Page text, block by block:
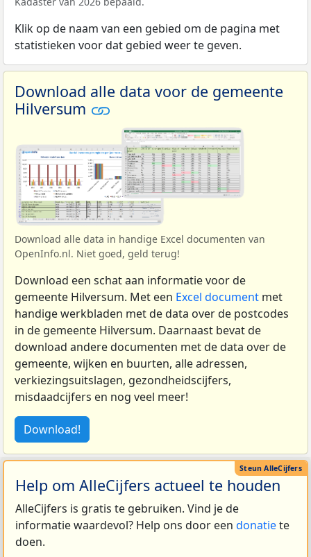
Klik op de naam van een gebied om de pagina met
statistieken voor dat gebied weer te geven.
Download alle data voor de gemeente
Hilversum
Download alle data in handige Excel documenten van
OpenInfo.nl. Niet goed, geld terug!
Download een schat aan informatie voor de
gemeente Hilversum. Met een Excel document met
handige werkbladen met de data over de postcodes
in de gemeente Hilversum. Daarnaast bevat de
download andere documenten met de data over de
gemeente, wijken en buurten, alle adressen,
verkiezingsuitslagen, gezondheidscijfers,
misdaadcijfers en nog veel meer!
Download!
Help om AlleCijfers actueel te houden
AlleCijfers is gratis te gebruiken. Vind je de
informatie waardevol? Help ons door een donatiete
doen.